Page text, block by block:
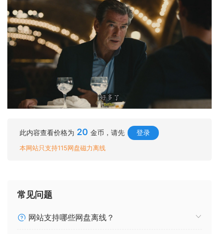
此内容查看价格为 20 金币，请先 登录
本网站只支持115网盘磁力离线
常见问题
网站支持哪些网盘离线？